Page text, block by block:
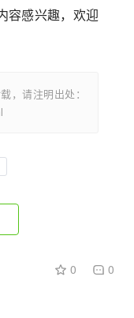
容感兴趣，欢迎
，请注明出处：
0 0